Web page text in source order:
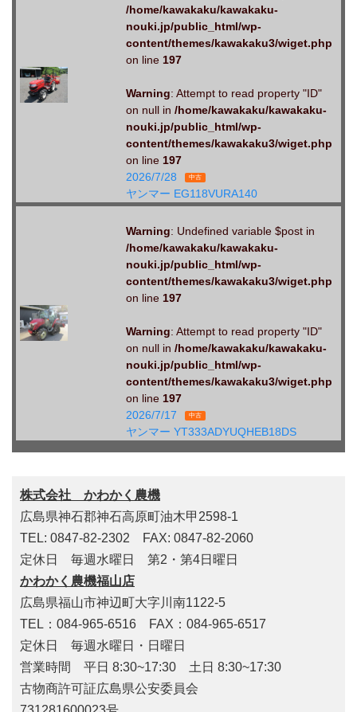
/home/kawakaku/kawakaku-
nouki.jp/public_html/wp-
content/themes/kawakaku3/wiget.php
on line 197
Warning: Attempt to read property "ID"
on null in /home/kawakaku/kawakaku-
nouki.jp/public_html/wp-
content/themes/kawakaku3/wiget.php
on line 197
2026/7/28
中古
ヤンマー EG118VURA140
Warning: Undefined variable $post in
/home/kawakaku/kawakaku-
nouki.jp/public_html/wp-
content/themes/kawakaku3/wiget.php
on line 197
Warning: Attempt to read property "ID"
on null in /home/kawakaku/kawakaku-
nouki.jp/public_html/wp-
content/themes/kawakaku3/wiget.php
on line 197
2026/7/17
中古
ヤンマー YT333ADYUQHEB18DS
株式会社 かわかく農機
広島県神石郡神石高原町油木甲2598-1
TEL: 0847-82-2302 FAX: 0847-82-2060
定休日 毎週水曜日 第2・第4日曜日
かわかく農機福山店
広島県福山市神辺町大字川南1122-5
TEL：084-965-6516 FAX：084-965-6517
定休日 毎週水曜日・日曜日
営業時間 平日 8:30~17:30 土日 8:30~17:30
古物商許可証広島県公安委員会